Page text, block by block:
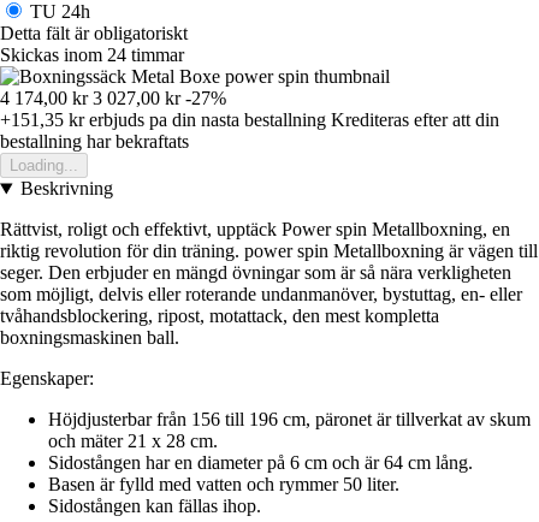
TU 24h
Detta fält är obligatoriskt
Skickas inom 24 timmar
4 174,00 kr 3 027,00 kr -27%
+151,35 krerbjuds pa din nasta bestallning Krediteras efter att din
bestallning har bekraftats
Loading...
Beskrivning
Rättvist, roligt och effektivt, upptäck Power spin Metallboxning, en
riktig revolution för din träning. power spin Metallboxning är vägen till
seger. Den erbjuder en mängd övningar som är så nära verkligheten
som möjligt, delvis eller roterande undanmanöver, bystuttag, en- eller
tvåhandsblockering, ripost, motattack, den mest kompletta
boxningsmaskinen ball.
Egenskaper:
Höjdjusterbar från 156 till 196 cm, päronet är tillverkat av skum
och mäter 21 x 28 cm.
Sidostången har en diameter på 6 cm och är 64 cm lång.
Basen är fylld med vatten och rymmer 50 liter.
Sidostången kan fällas ihop.